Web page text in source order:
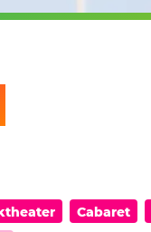
Cabaret